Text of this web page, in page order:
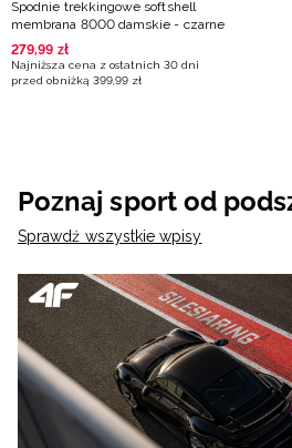
Spodnie trekkingowe softshell
membrana 8000 damskie - czarne
279,99 zł
Najniższa cena z ostatnich 30 dni
przed obniżką 399,99 zł
Poznaj sport od
Sprawdź wszystkie wpisy